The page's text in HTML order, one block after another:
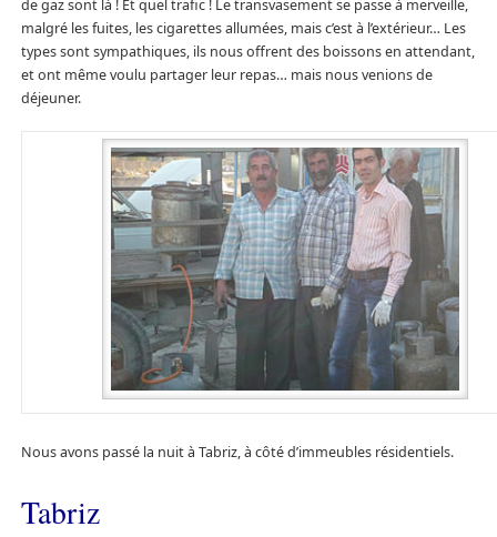
de gaz sont là ! Et quel trafic ! Le transvasement se passe à merveille,
malgré les fuites, les cigarettes allumées, mais c’est à l’extérieur… Les
types sont sympathiques, ils nous offrent des boissons en attendant,
et ont même voulu partager leur repas… mais nous venions de
déjeuner.
Nous avons passé la nuit à Tabriz, à côté d’immeubles résidentiels.
Tabriz